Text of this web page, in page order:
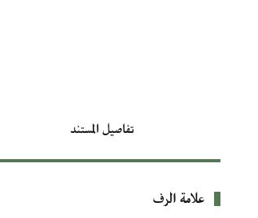
تفاصيل المستند
بيانات التعريف
علامة الرف